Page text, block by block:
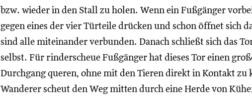
bzw. wieder in den Stall zu holen. Wenn ein Fußgänger
gegen eines der vier Türteile drücken und schon öffnet sich
sind alle miteinander verbunden. Danach schließt sich das
selbst. Für rinderscheue Fußgänger hat dieses Tor einen
Durchgang queren, ohne mit den Tieren direkt in Kontakt zu
Wanderer scheut den Weg mitten durch eine Herde von